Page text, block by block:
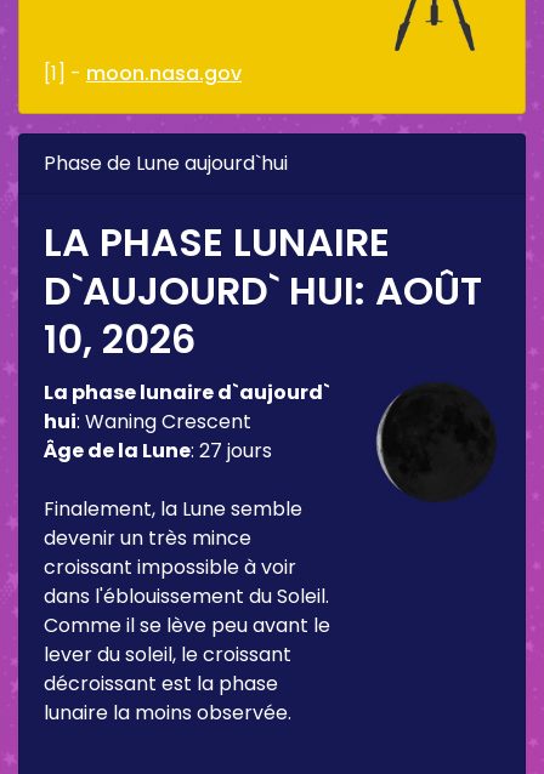
[1] - moon.nasa.gov
Phase de Lune aujourd`hui
LA PHASE LUNAIRE
D`AUJOURD` HUI: AOÛT
10, 2026
La phase lunaire d`aujourd`
hui: Waning Crescent
Âge de la Lune: 27 jours
Finalement, la Lune semble
devenir un très mince
croissant impossible à voir
dans l'éblouissement du Soleil.
Comme il se lève peu avant le
lever du soleil, le croissant
décroissant est la phase
lunaire la moins observée.